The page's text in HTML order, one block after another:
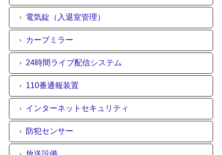
電気錠（入退室管理）
カーブミラー
24時間ライブ配信システム
110番通報装置
インターネットセキュリティ
防犯センサー